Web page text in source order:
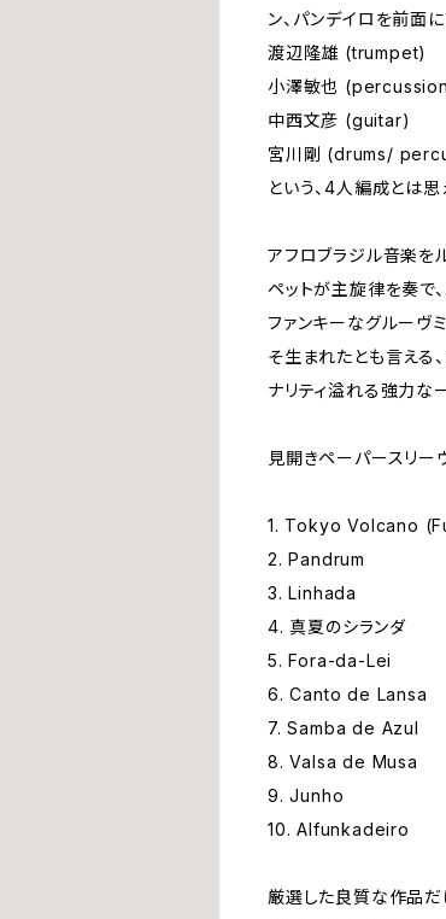
ン、パンデイロを前面
渡辺隆雄 (trumpet)
小澤敏也
中西文彦 (guitar)
宮川剛 (drums/
という、4人編成とは思
アフロブラジル音楽を
ペットが主旋律を奏で
ファンキーなグルーヴ
そ生まれたとも言える
ナリティ溢れる強力な
見開きペーパースリー
1. Tokyo Volcano
2. Pandrum
3. Linhada
4. 真夏のシランダ
5. Fora-da-Lei
6. Canto de Lansa
7. Samba de Azul
8. Valsa de Musa
9. Junho
10. Alfunkadeiro
厳選した良質な作品だ